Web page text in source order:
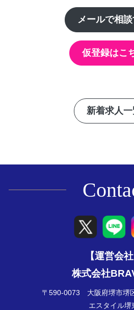
メールで相
仮登録はこ
新着求人
【運営会社
株式会社
〒590-0073 大阪府堺市堺
エスタイル堺